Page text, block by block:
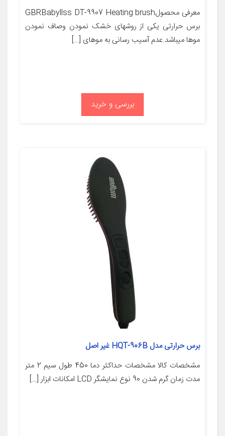
معرفی محصولGBRBabyllss DT-9907 Heating brush
برس حرارتی یکی از روشهای خشک نمودن وصاف نمودن
موها میباشد.عدم آسیب رسانی به موهای […]
بررسی و خرید
برس حرارتی مدل HQT-906B غیر اصل
مشخصات کالا مشخصات حداکثر دما 450 طول سیم 2 متر
مدت زمان گرم شدن 90 نوع نمایشگر LCD امکانات ابزار […]